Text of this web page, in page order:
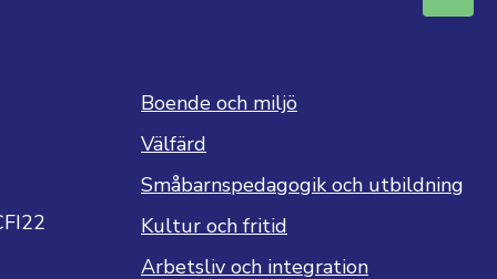
Boende och miljö
Välfärd
Småbarnspedagogik och utbildning
Kultur och fritid
Arbetsliv och integration